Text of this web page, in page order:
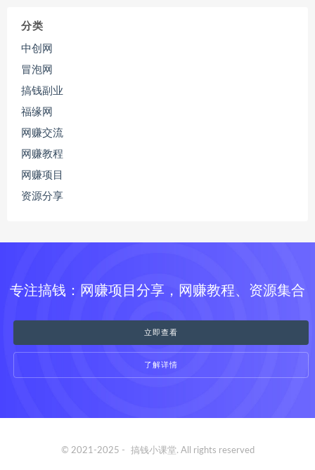
分类
中创网
冒泡网
搞钱副业
福缘网
网赚交流
网赚教程
网赚项目
资源分享
专注搞钱：网赚项目分享，网赚教程、资源集合
立即查看
了解详情
© 2021-2025 - 搞钱小课堂. All rights reserved